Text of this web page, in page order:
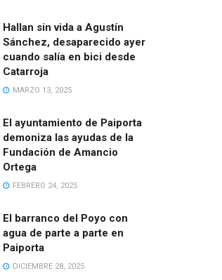
Hallan sin vida a Agustín
Sánchez, desaparecido ayer
cuando salía en bici desde
Catarroja
MARZO 13, 2025
El ayuntamiento de Paiporta
demoniza las ayudas de la
Fundación de Amancio
Ortega
FEBRERO 24, 2025
El barranco del Poyo con
agua de parte a parte en
Paiporta
DICIEMBRE 28, 2025